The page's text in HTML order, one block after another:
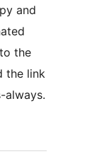
and
the
the link
always.